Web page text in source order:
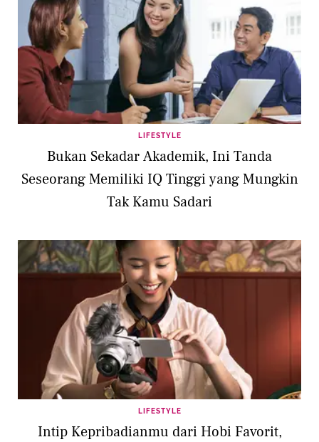
LIFESTYLE
Bukan Sekadar Akademik, Ini Tanda
Seseorang Memiliki IQ Tinggi yang Mungkin
Tak Kamu Sadari
LIFESTYLE
Intip Kepribadianmu dari Hobi Favorit,